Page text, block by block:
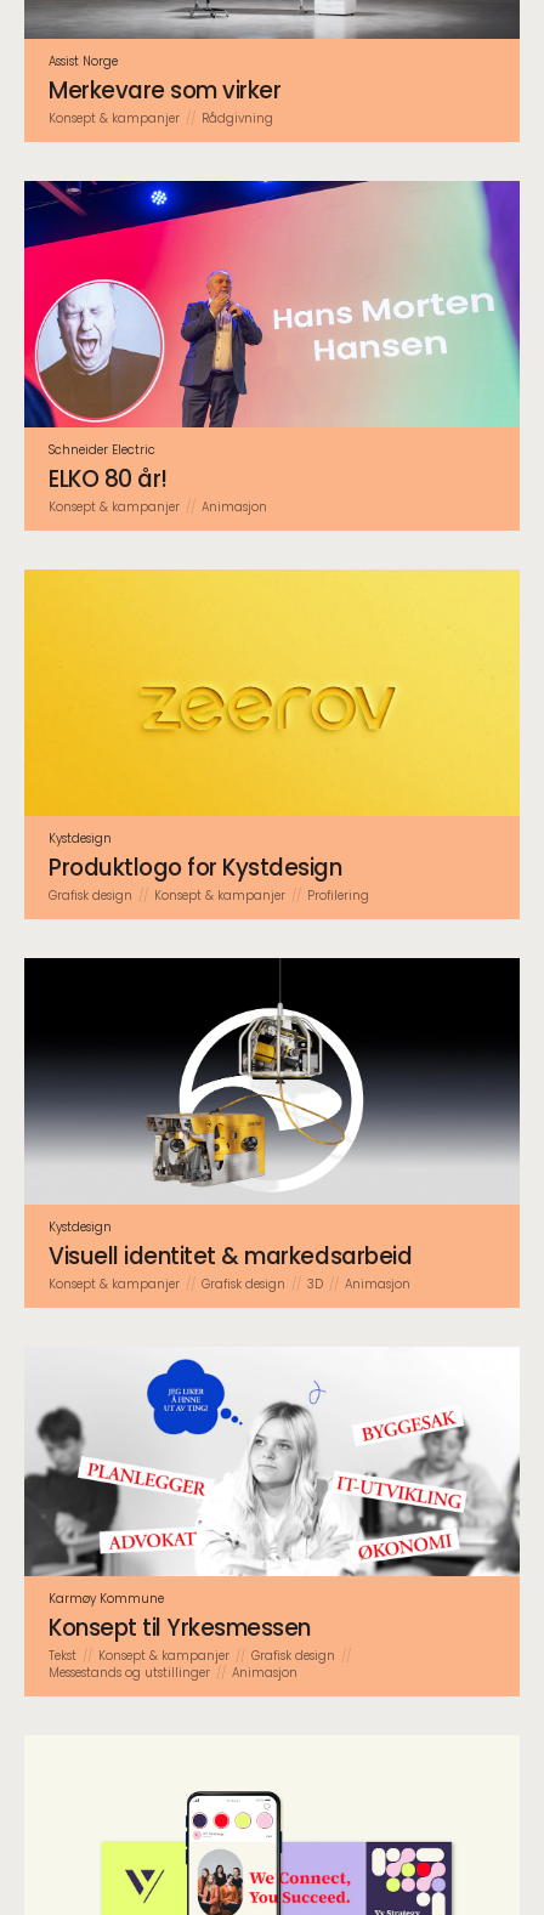
Assist Norge
Merkevare som virker
Konsept & kampanjer Rådgivning
Schneider Electric
ELKO 80 år!
Konsept & kampanjer Animasjon
Kystdesign
Produktlogo for Kystdesign
Grafisk design Konsept & kampanjer Profilering
Kystdesign
Visuell identitet & markedsarbeid
Konsept & kampanjer Grafisk design 3D Animasjon
Karmøy Kommune
Konsept til Yrkesmessen
Tekst Konsept & kampanjer
Grafisk design
Messestands og utstillinger
Animasjon